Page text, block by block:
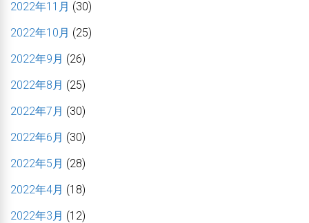
2022年11月 (30)
2022年10月 (25)
2022年9月 (26)
2022年8月 (25)
2022年7月 (30)
2022年6月 (30)
2022年5月 (28)
2022年4月 (18)
2022年3月 (12)